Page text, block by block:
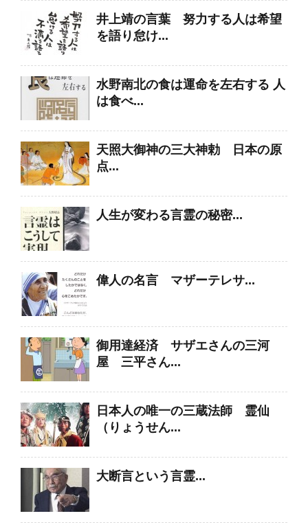
井上靖の言葉 努力する人は希望
を語り怠け...
水野南北の食は運命を左右する 人
は食べ...
天照大御神の三大神勅 日本の原
点...
人生が変わる言霊の秘密...
偉人の名言 マザーテレサ...
御用達経済 サザエさんの三河
屋 三平さん...
日本人の唯一の三蔵法師 霊仙
（りょうせん...
大断言という言霊...